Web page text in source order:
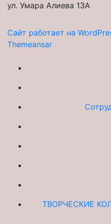
ул. Умара Алиева 13А
Сайт работает на
Themeansar
ТВОРЧЕСКИЕ